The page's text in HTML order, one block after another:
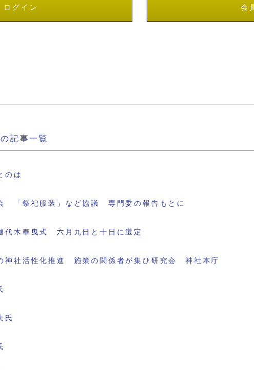
ログイン 会
記事一覧
のは
「祭祀服装」など協議 専門委の報告もとに
代木奉曳式 六月九日と十日に選定
神社活性化推進 施策の関係者が集ひ研究会 神社本庁
氏